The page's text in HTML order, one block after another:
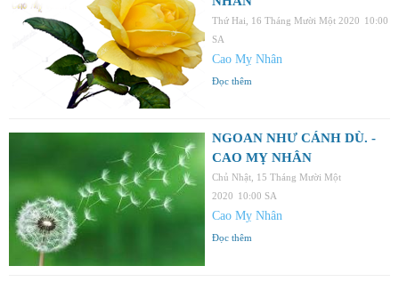
Thứ Hai, 16 Tháng Mười Một 2020 10:00
SA
Cao Mỵ Nhân
Đọc thêm
NGOAN NHƯ CÁNH DÙ. -
CAO MỴ NHÂN
Chủ Nhật, 15 Tháng Mười Một
2020 10:00 SA
Cao Mỵ Nhân
Đọc thêm